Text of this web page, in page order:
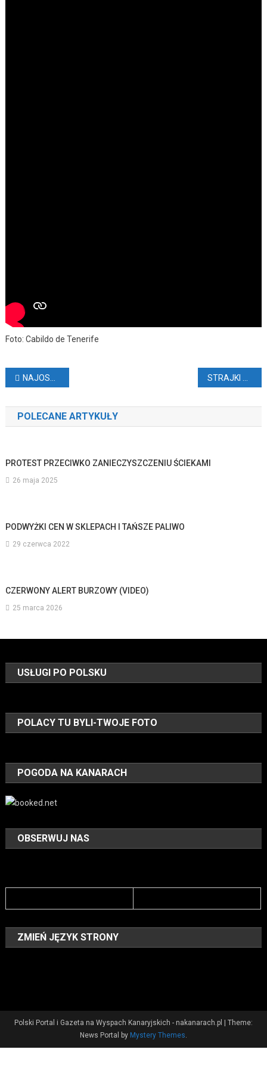
Foto: Cabildo de Tenerife
Nawigacja
wpisu
NAJOSTRZEJSZY TRÓJKĄTNY CIEŃ NA ŚWIECIE
POLECANE ARTYKUŁY
PROTEST PRZECIWKO ZANIECZYSZCZENIU ŚCIEKAMI
26 maja 2025
PODWYŻKI CEN W SKLEPACH I TAŃSZE PALIWO
29 czerwca 2022
CZERWONY ALERT BURZOWY (VIDEO)
25 marca 2026
USŁUGI PO POLSKU
POLACY TU BYLI-TWOJE FOTO
POGODA NA KANARACH
OBSERWUJ NAS
ZMIEŃ JĘZYK STRONY
Polski Portal i Gazeta na Wyspach Kanaryjskich - nakanarach.pl | Theme:
News Portal by Mystery Themes